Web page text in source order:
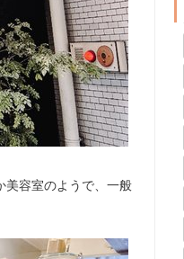
美容室のようで、一般